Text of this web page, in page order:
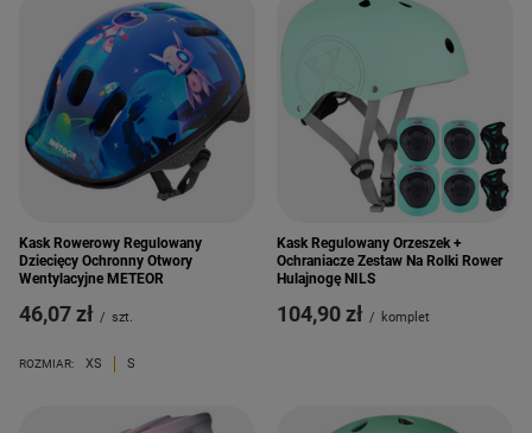
Kask Rowerowy Regulowany
Dziecięcy Ochronny Otwory
Wentylacyjne METEOR
46,07 zł / szt.
ROZMIAR: XS S
Kask Regulowany Orzeszek +
Ochraniacze Zestaw Na Rolki Rower
Hulajnogę NILS
104,90 zł / komplet